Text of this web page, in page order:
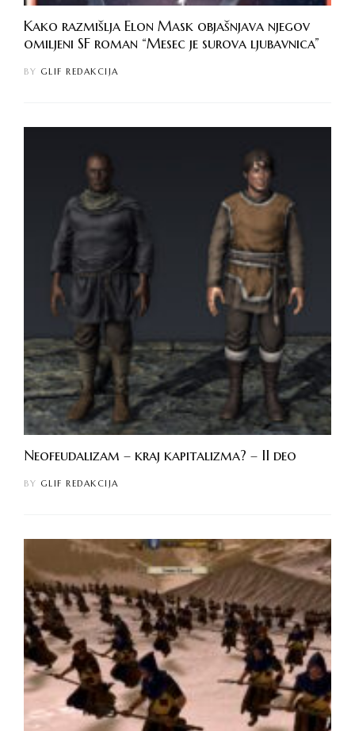
Kako razmišlja Elon Mask objašnjava njegov
omiljeni SF roman “Mesec je surova ljubavnica”
BY GLIF REDAKCIJA
Neofeudalizam – kraj kapitalizma? – II deo
BY GLIF REDAKCIJA